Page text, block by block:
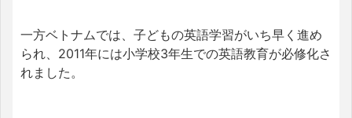
一方ベトナムでは、子どもの英語学習がいち早く進め
られ、2011年には小学校3年生での英語教育が必修化さ
れました。